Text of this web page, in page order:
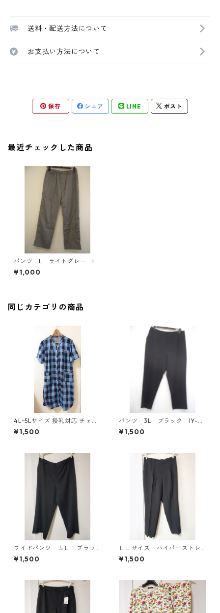
送料・配送方法について
お支払い方法について
保存 シェア LINE ポスト
最近チェックした商品
パンツ L ライトグレー IY
-3851
¥1,000
同じカテゴリの商品
4Lｰ5Lサイズ 授乳対応 チェッ
ク柄 半袖ルームウェア マタニ
ティ ブルー系/グレー ◆KIY-1
¥1,500
パンツ 3L ブラック IY-45
25
¥1,500
ワイドパンツ ５Ｌ ブラッ
ク KAE-4725
¥1,500
ＬＬサイズ ハイパーストレ
ッチ センタープレスパン
ツ ブラック KAE-4704
¥1,500